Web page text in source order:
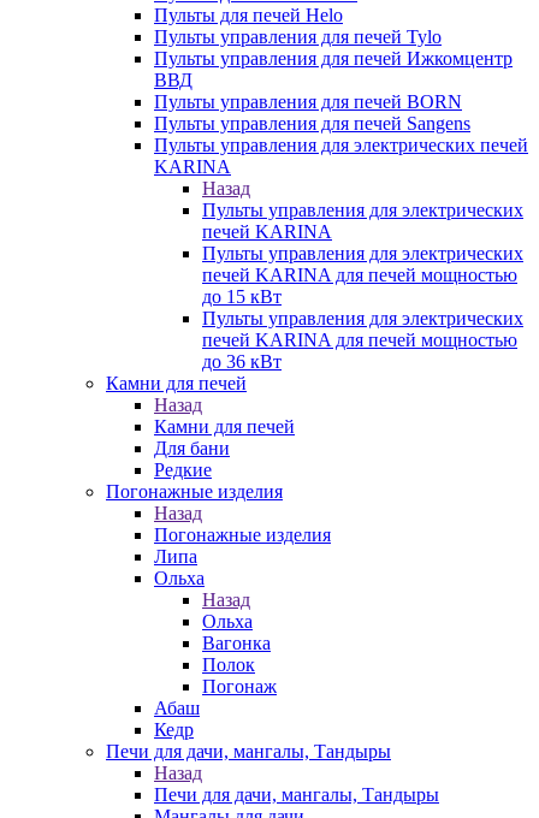
Пульты для печей Helo
Пульты управления для печей Tylo
Пульты управления для печей Ижкомцентр
ВВД
Пульты управления для печей BORN
Пульты управления для печей Sangens
Пульты управления для электрических печей
KARINA
Назад
Пульты управления для электрических
печей KARINA
Пульты управления для электрических
печей KARINA для печей мощностью
до 15 кВт
Пульты управления для электрических
печей KARINA для печей мощностью
до 36 кВт
Камни для печей
Назад
Камни для печей
Для бани
Редкие
Погонажные изделия
Назад
Погонажные изделия
Липа
Ольха
Назад
Ольха
Вагонка
Полок
Погонаж
Абаш
Кедр
Печи для дачи, мангалы, Тандыры
Назад
Печи для дачи, мангалы, Тандыры